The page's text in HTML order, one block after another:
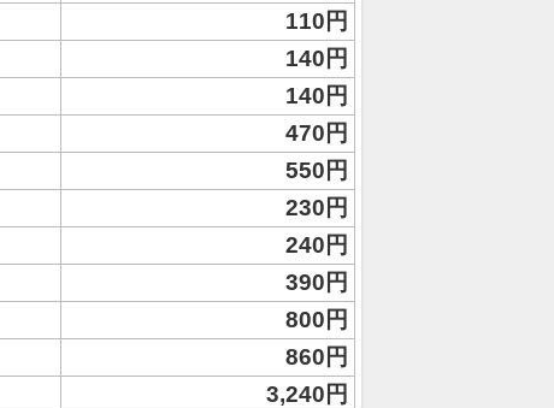
110円
140円
140円
470円
550円
230円
240円
390円
800円
860円
3,240円